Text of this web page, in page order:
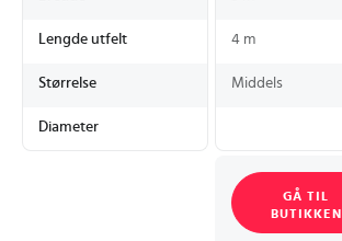
Lengde utfelt 4 m
Størrelse Middels
Diameter
GÅ TIL
BUTIKKEN